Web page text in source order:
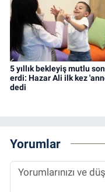
5 yıllık bekleyiş mutlu
erdi: Hazar Ali ilk kez
dedi
Yorumlar